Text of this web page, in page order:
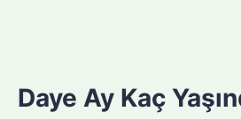
Daye Ay Kaç